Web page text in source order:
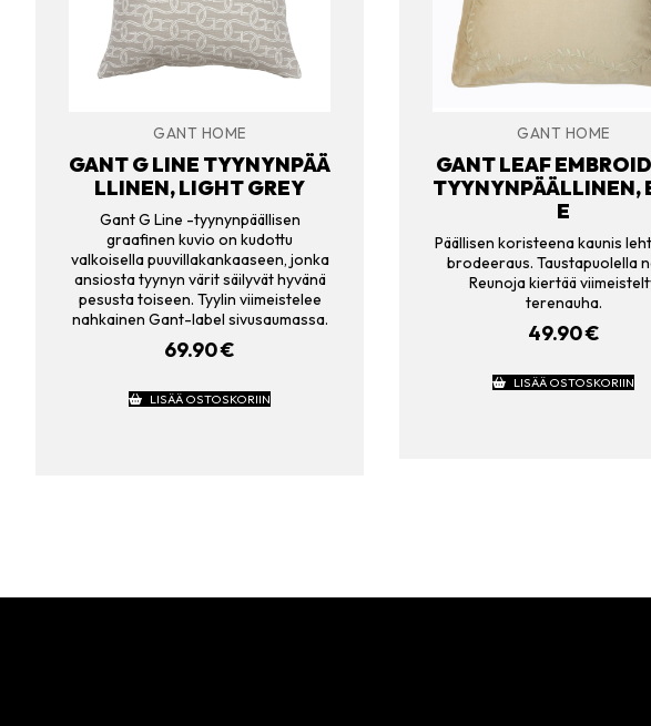
GANT HOME
GANT G LINE TYYNYNPÄÄ
LLINEN, LIGHT GREY
Gant G Line -tyynynpäällisen
graafinen kuvio on kudottu
valkoisella puuvillakankaaseen, jonka
ansiosta tyynyn värit säilyvät hyvänä
pesusta toiseen. Tyylin viimeistelee
nahkainen Gant-label sivusaumassa.
69.90€
LISÄÄ OSTOSKORIIN
GANT HOME
GANT LEAF
TYYNYNPÄÄLLINEN,
E
Päällisen koristeena kaunis
brodeeraus. Taustapuolella
Reunoja kiertää
terenauha.
49.90€
LISÄÄ OSTOSKORIIN